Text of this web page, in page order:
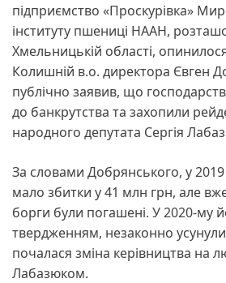
підприємство «Проскурівка»
інституту пшениці НААН,
Хмельницькій області,
Колишній в.о. директора Євген
публічно заявив, що
до банкрутства та захопили
народного депутата Сергія
За словами Добрянського, у
мало збитки у 41 млн грн, але
борги були погашені. У 2020-му
твердженням, незаконно
почалася зміна керівництва на
Лабазюком.